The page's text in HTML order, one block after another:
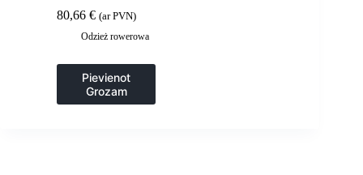
57 cm – zaļa
80,66 € (ar PVN)
Odzież rowerowa
Pievienot
Grozam